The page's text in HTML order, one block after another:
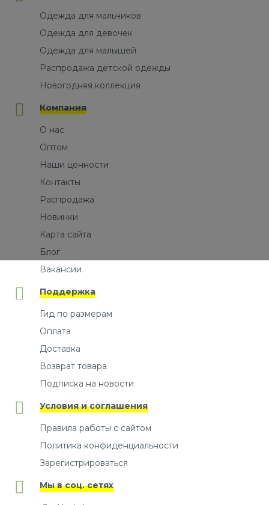
Одежда для мальчиков
Одежда для девочек
Одежда для малышей
Распродажа детской одежды
Новогодняя коллекция
Компания
О нас
Оптом
Наши ценности
Контакты
Распродажа
Новинки
Карта сайта
Блог
Вакансии
Поддержка
Гид по размерам
Оплата
Доставка
Возврат товара
Подписка на новости
Условия и соглашения
Правила работы с сайтом
Политика конфиденциальности
Зарегистрироваться
Мы в соц. сетях